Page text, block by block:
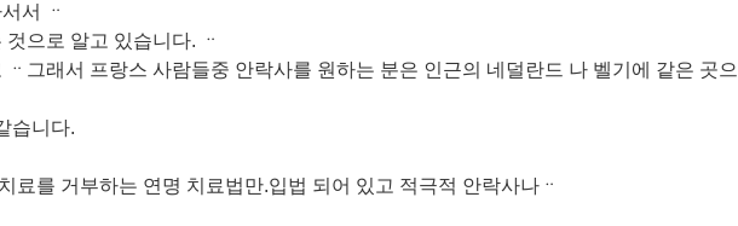
서서 ᆢ
것으로 알고 있습니다. ᆢ
그래서 프랑스 사람들중 안락사를 원하는 분은 인근의 네덜란드 나 벨기에 같은 곳
습니다.
료를 거부하는 연명 치료법만.입법 되어 있고 적극적 안락사나ᆢ